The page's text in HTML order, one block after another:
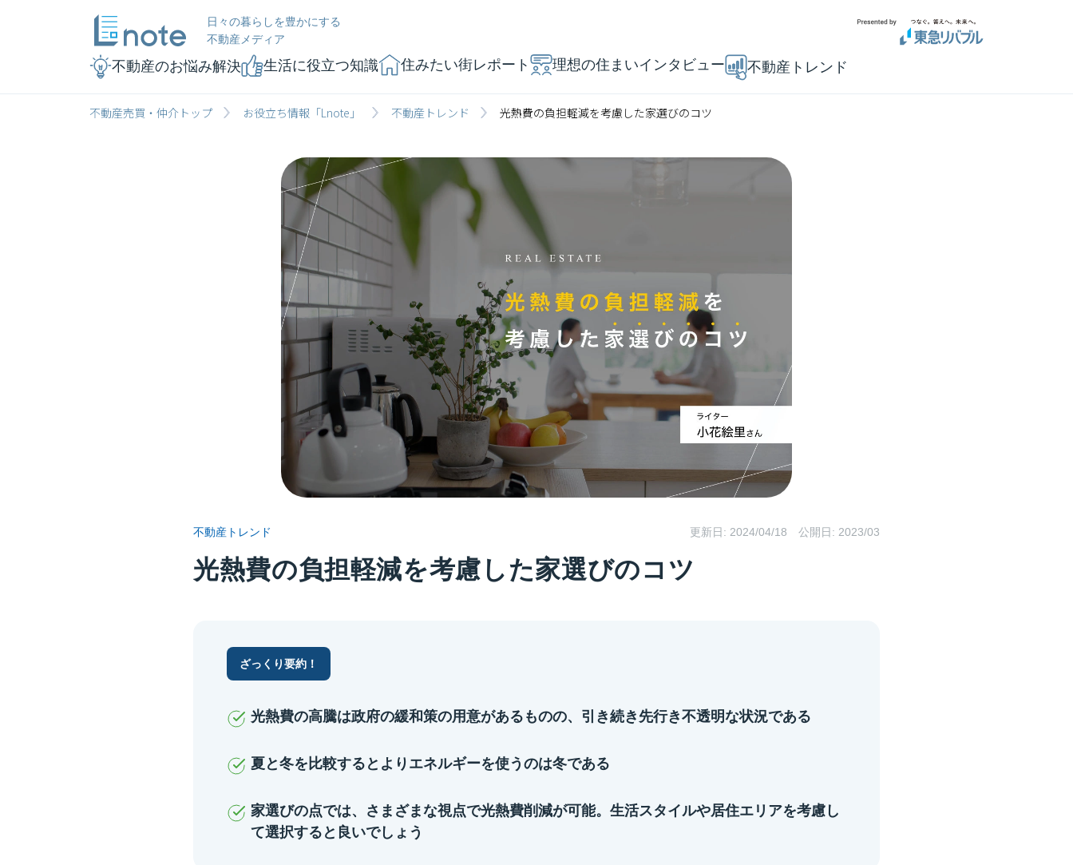
日々の暮らしを豊かにする
不動産メディア
不動産のお悩み解決 生活に役立つ知識 住みたい街レポート 理想の住まいインタビュー 不動産トレンド
不動産売買・仲介トップ お役立ち情報「Lnote」 不動産トレンド 光熱費の負担軽減を考慮した家選びのコツ
不動産トレンド 更新日: 2024/04/18 公開日: 2023/03
光熱費の負担軽減を考慮した家選びのコツ
ざっくり要約！
光熱費の高騰は政府の緩和策の用意があるものの、引き続き先行き不透明な状況である
夏と冬を比較するとよりエネルギーを使うのは冬である
家選びの点では、さまざまな視点で光熱費削減が可能。生活スタイルや居住エリアを考慮し
て選択すると良いでしょう